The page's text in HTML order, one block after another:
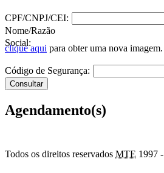
CPF/CNPJ/CEI:
Nome/Razão
Social:
clique aqui para obter uma nova imagem.
Código de Segurança:
Agendamento(s)
Todos os direitos reservados MTE 1997 -